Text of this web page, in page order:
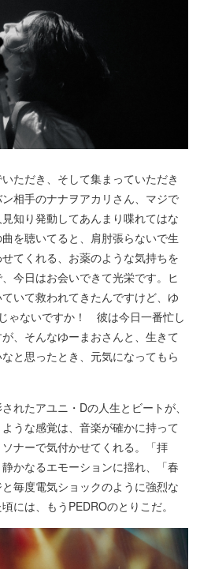
ただき、そして集まっていただき
相手のナナヲアカリさん、マジで
知り発動してあんまり喋れてはな
を聴いてると、肩肘張らないで生
てくれる、お薬のような気持ちを
今日はお会いできて光栄です。ヒ
いて救われてきたんですけど、ゆ
ゃないですか！ 彼は今日一番忙し
、そんなゆーまおさんと、生きて
と思ったとき、元気になってもら
れたアユニ・Dの人生とビートが、
うな感覚は、音楽が確かに持って
ナーで気付かせてくれる。「拝
かなるエモーションに揺れ、「春
毎度電気ショックのように強烈な
には、もうPEDROのとりこだ。